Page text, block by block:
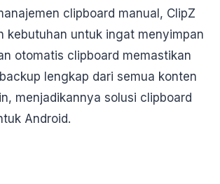
clipboard manual, ClipZ
kebutuhan untuk ingat menyimpan
otomatis clipboard memastikan
lengkap dari semua konten
menjadikannya solusi clipboard
Android.